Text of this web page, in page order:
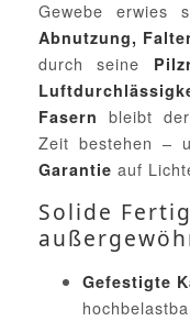
Gewebe erwies
Abnutzung,
durch seine
Fasern bleibt
Zeit bestehen –
Garantie auf
Solide
Gefestigte